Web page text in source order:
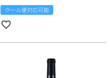
クール便対応可能